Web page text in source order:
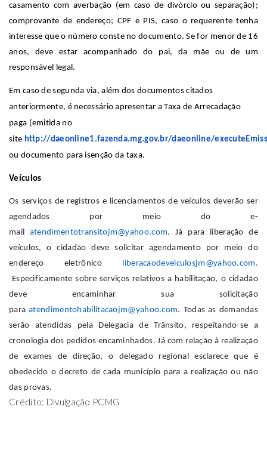
casamento com averbação (em caso de divórcio ou separação);
comprovante de endereço; CPF e PIS, caso o requerente tenha
interesse que o número conste no documento. Se for menor de 16
anos, deve estar acompanhado do pai, da mãe ou de um
responsável legal.
Em caso de segunda via, além dos documentos citados
anteriormente, é necessário apresentar aTaxa de Arrecadação
paga (emitida no
site http://daeonline1.fazenda.mg.gov.br/daeonline/
ou documento para isenção da taxa.
Veículos
Os serviços de registros e licenciamentos de veículos deverão ser
agendados por meio do e-
mail atendimentotransitojm@yahoo.com. Já para liberação de
veículos, o cidadão deve solicitar agendamento por meio do
endereço eletrônico
liberacaodeveiculosjm@yahoo.com .
Especificamente sobre serviços relativos a habilitação, o cidadão
deve encaminhar sua solicitação
paraatendimentohabilitacaojm@yahoo.com. Todas as demandas
serão atendidas pela Delegacia de Trânsito, respeitando-se a
cronologia dos pedidos encaminhados. Já com relação à realização
de exames de direção, o delegado regional esclarece que é
obedecido o decreto de cada município para a realização ou não
das provas.
Crédito: Divulgação PCMG